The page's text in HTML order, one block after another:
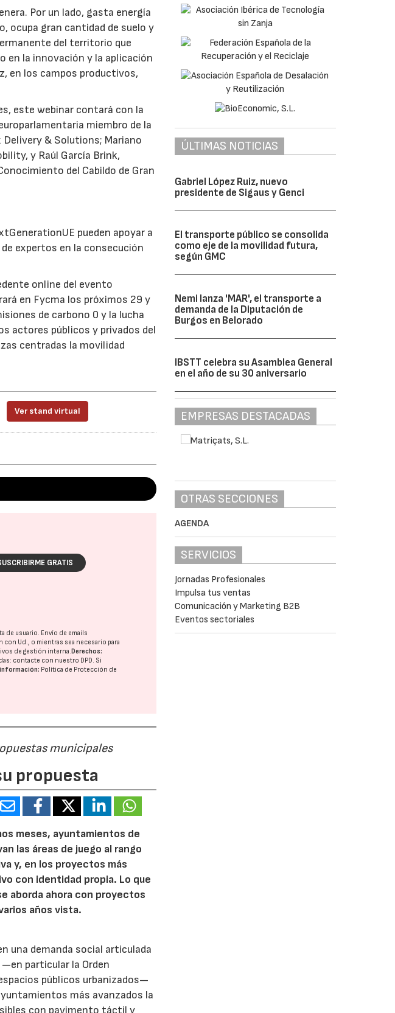
Por un lado, gasta energía
ocupa gran cantidad de suelo y
del territorio que
en la innovación y la aplicación
en los campos productivos,
este webinar contará con la
miembro de la
& Solutions; Mariano
y Raúl García Brink,
del Cabildo de Gran
pueden apoyar a
expertos en la consecución
online del evento
en Fycma los próximos 29 y
de carbono 0 y la lucha
actores públicos y privados del
centradas la movilidad
Ver stand virtual
GRATIS
de usuario. Envío de emails
con Ud., o mientras sea necesario para
de gestión interna. Derechos:
contacte con nuestro DPD. Si
información: Política de Protección de
municipales
propuesta
meses, ayuntamientos de
las áreas de juego al rango
y, en los proyectos más
con identidad propia. Lo que
aborda ahora con proyectos
años vista.
una demanda social articulada
particular la Orden
públicos urbanizados—
más avanzados la
con pavimento táctil y
ÚLTIMAS NOTICIAS
Gabriel López Ruiz, nuevo
presidente de Sigaus y Genci
El transporte público se consolida
como eje de la movilidad futura,
según GMC
Nemi lanza 'MAR', el transporte a
demanda de la Diputación de
Burgos en Belorado
IBSTT celebra su Asamblea General
en el año de su 30 aniversario
EMPRESAS DESTACADAS
OTRAS SECCIONES
AGENDA
SERVICIOS
Jornadas Profesionales
Impulsa tus ventas
Comunicación y Marketing B2B
Eventos sectoriales